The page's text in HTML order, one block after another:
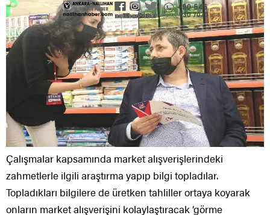
Çalışmalar kapsamında market alışverişlerindeki
zahmetlerle ilgili araştırma yapıp bilgi topladılar.
Topladıkları bilgilere de üretken tahliller ortaya koyarak
onların market alışverişini kolaylaştıracak ‘görme